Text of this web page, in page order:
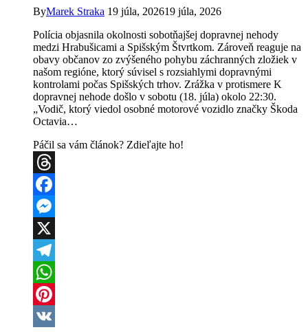
ByMarek Straka 19 júla, 202619 júla, 2026
Polícia objasnila okolnosti sobotňajšej dopravnej nehody
medzi Hrabušicami a Spišským Štvrtkom. Zároveň reaguje na
obavy občanov zo zvýšeného pohybu záchranných zložiek v
našom regióne, ktorý súvisel s rozsiahlymi dopravnými
kontrolami počas Spišských trhov. Zrážka v protismere K
dopravnej nehode došlo v sobotu (18. júla) okolo 22:30.
„Vodič, ktorý viedol osobné motorové vozidlo značky Škoda
Octavia…
Páčil sa vám článok? Zdieľajte ho!
Threads
Facebook
Messenger
X
Telegram
WhatsApp
Pinterest